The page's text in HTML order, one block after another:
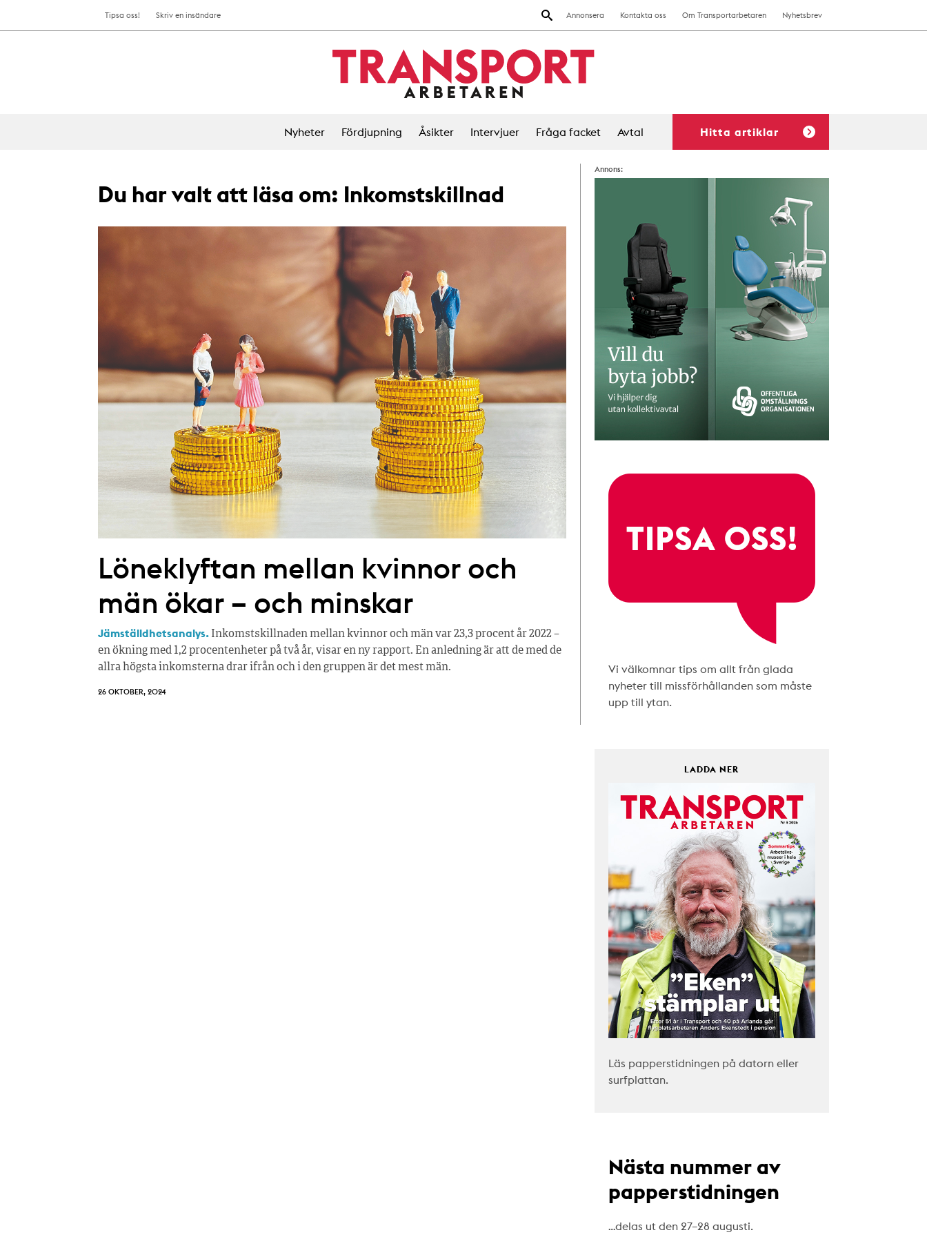
Annonsera Kontakta oss Om Transportarbetaren Nyhetsbrev
Tipsa oss! Skriv en insändare
Nyheter Fördjupning Åsikter Intervjuer Fråga facket Avtal Hitta artiklar
Du har valt att läsa om: Inkomstskillnad
Löneklyftan mellan kvinnor och
män ökar – och minskar
Jämställdhetsanalys. Inkomstskillnaden mellan kvinnor och män var 23,3 procent år 2022 –
en ökning med 1,2 procentenheter på två år, visar en ny rapport. En anledning är att de med de
allra högsta inkomsterna drar ifrån och i den gruppen är det mest män.
26 OKTOBER, 2024
Annons:
Vi välkomnar tips om allt från glada
nyheter till missförhållanden som måste
upp till ytan.
LADDA NER
Läs papperstidningen på datorn eller
surfplattan.
Nästa nummer av
papperstidningen
…delas ut den 27–28 augusti.